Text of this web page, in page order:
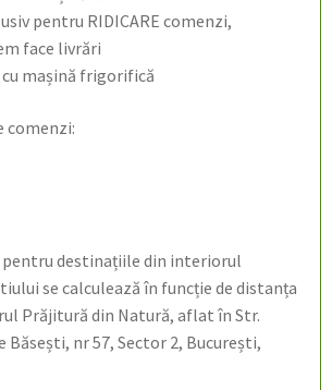
pentru RIDICARE comenzi,
face livrări
cu mașină frigorifică
comenzi:
pentru destinațiile din interiorul
se calculează în funcție de distanța
Prăjitură din Natură, aflat în Str.
Băsești, nr 57, Sector 2, București,